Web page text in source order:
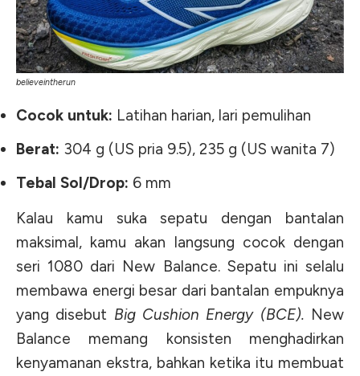
believeintherun
Cocok untuk: Latihan harian, lari pemulihan
Berat: 304 g (US pria 9.5), 235 g (US wanita 7)
Tebal Sol/Drop: 6 mm
Kalau kamu suka sepatu dengan bantalan
maksimal, kamu akan langsung cocok dengan
seri 1080 dari New Balance. Sepatu ini selalu
membawa energi besar dari bantalan empuknya
yang disebut Big Cushion Energy (BCE). New
Balance memang konsisten menghadirkan
kenyamanan ekstra, bahkan ketika itu membuat